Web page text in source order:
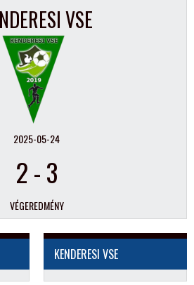
VSE
2025-05-24
2-3
VÉGEREDMÉNY
KENDERESI VSE